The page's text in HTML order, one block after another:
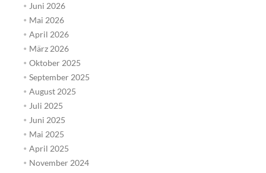
Juni 2026
Mai 2026
April 2026
März 2026
Oktober 2025
September 2025
August 2025
Juli 2025
Juni 2025
Mai 2025
April 2025
November 2024